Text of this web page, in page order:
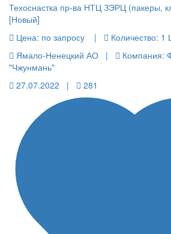
Техоснастка пр-ва НТЦ ЗЭРЦ (пакеры,
[Новый]
Цена: по запросу | Количество: 1
Ямало-Ненецкий АО |
Компания:
"Чжунмань"
27.07.2022 |
281